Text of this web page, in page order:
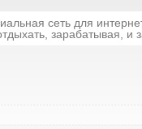
сеть для
зарабатывая, и